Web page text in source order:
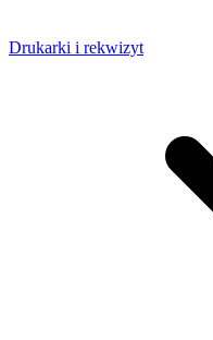
Drukarki i rekwizyt